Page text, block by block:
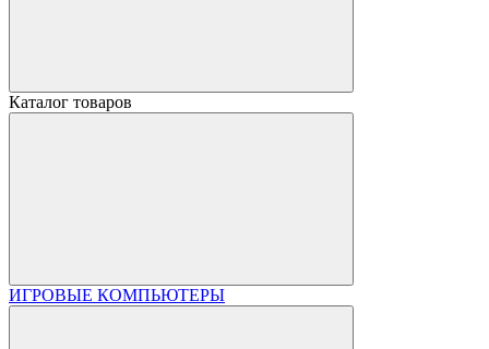
Каталог товаров
ИГРОВЫЕ КОМПЬЮТЕРЫ